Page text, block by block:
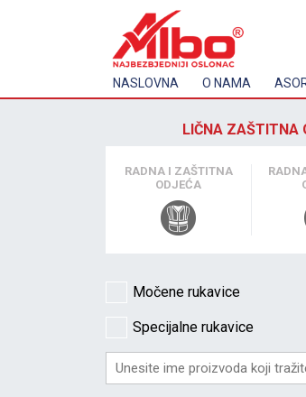
NASLOVNA O NAMA
LIČNA ZAŠTITNA
RADNA I ZAŠTITNA
ODJEĆA
Močene rukavice
Specijalne rukavice